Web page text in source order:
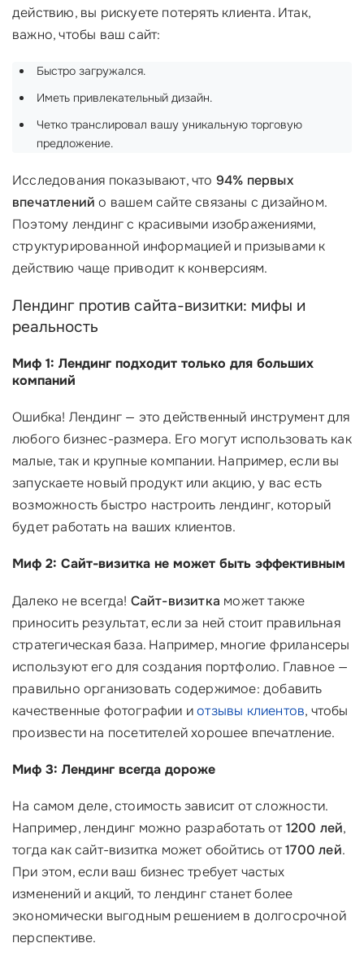
действию, вы рискуете потерять клиента. Итак,
важно, чтобы ваш сайт:
Быстро загружался.
Иметь привлекательный дизайн.
Четко транслировал вашу уникальную торговую
предложение.
Исследования показывают, что 94% первых
впечатлений о вашем сайте связаны с дизайном.
Поэтому лендинг с красивыми изображениями,
структурированной информацией и призывами к
действию чаще приводит к конверсиям.
Лендинг против сайта-визитки: мифы и
реальность
Миф 1: Лендинг подходит только для больших
компаний
Ошибка! Лендинг — это действенный инструмент для
любого бизнес-размера. Его могут использовать как
малые, так и крупные компании. Например, если вы
запускаете новый продукт или акцию, у вас есть
возможность быстро настроить лендинг, который
будет работать на ваших клиентов.
Миф 2: Сайт-визитка не может быть эффективным
Далеко не всегда! Сайт-визитка может также
приносить результат, если за ней стоит правильная
стратегическая база. Например, многие фрилансеры
используют его для создания портфолио. Главное —
правильно организовать содержимое: добавить
качественные фотографии иотзывы клиентов, чтобы
произвести на посетителей хорошее впечатление.
Миф 3: Лендинг всегда дороже
На самом деле, стоимость зависит от сложности.
Например, лендинг можно разработать от1200 лей,
тогда как сайт-визитка может обойтись от1700 лей.
При этом, если ваш бизнес требует частых
изменений и акций, то лендинг станет более
экономически выгодным решением в долгосрочной
перспективе.